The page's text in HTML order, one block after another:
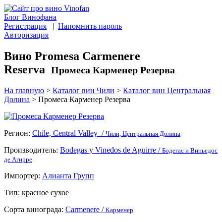
Блог Винофана
Регистрация | Напомнить пароль
Авторизация
Вино Promesa Carmenere
Reserva Промеса Карменер Резерва
На главную > Каталог вин Чили > Каталог вин Центральная
Долина > Промеса Карменер Резерва
Регион: Chile, Central Valley / Чили, Центральная Долина
Производитель: Bodegas y Vinedos de Aguirre / Бодегас и Виньедос
де Агирре
Импортер: Алианта Групп
Тип: красное сухое
Сорта винограда: Carmenere / Карменер